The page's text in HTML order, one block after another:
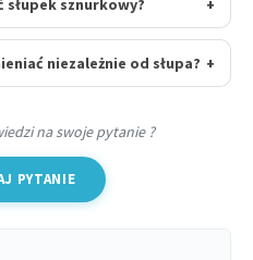
sznurkowy? +
niezależnie od słupa? +
na swoje pytanie ?
PYTANIE